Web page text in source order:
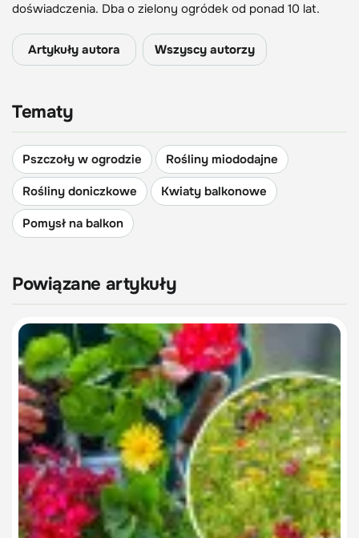
doświadczenia. Dba o zielony ogródek od ponad 10 lat.
Artykuły autora Wszyscy autorzy
Tematy
Pszczoły w ogrodzie
Rośliny miododajne
Rośliny doniczkowe
Kwiaty balkonowe
Pomysł na balkon
Powiązane artykuły